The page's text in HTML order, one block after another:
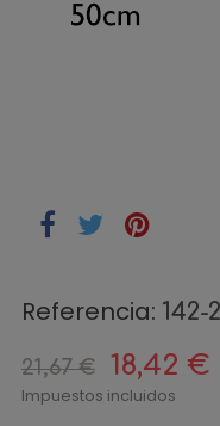
Referencia: 142-
21,67 € 18,42 €
Impuestos incluidos